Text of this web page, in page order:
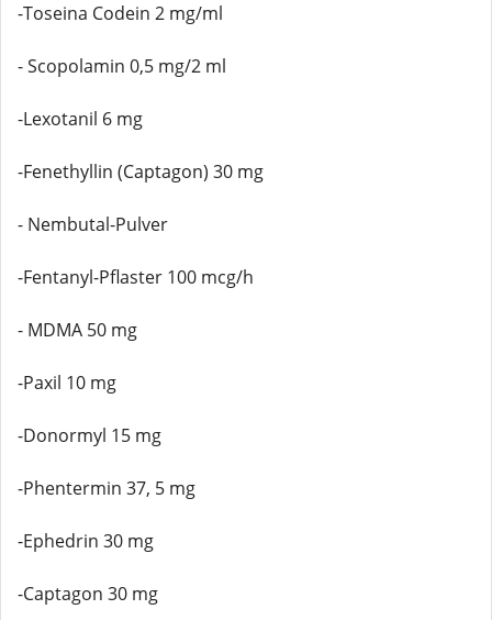
-Toseina Codein 2 mg/ml
- Scopolamin 0,5 mg/2 ml
-Lexotanil 6 mg
-Fenethyllin (Captagon) 30 mg
- Nembutal-Pulver
-Fentanyl-Pflaster 100 mcg/h
- MDMA 50 mg
-Paxil 10 mg
-Donormyl 15 mg
-Phentermin 37, 5 mg
-Ephedrin 30 mg
-Captagon 30 mg